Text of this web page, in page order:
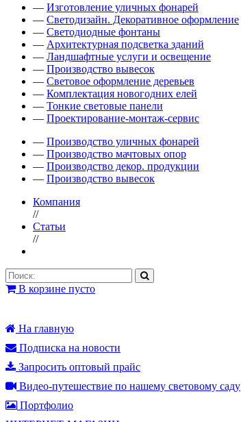
— Изготовление уличных фонарей
— Светодизайн. Декоративное оформление
— Светодиодные фонтаны
— Архитектурная подсветка зданий
— Ландшафтные услуги и освещение
— Производство вывесок
— Световое оформление деревьев
— Комплектация новогодних елей
— Тонкие световые панели
— Проектирование-монтаж-сервис
— Производство уличных фонарей
— Производство мачтовых опор
— Производство декор. продукции
— Производство вывесок
Компания
//
Статьи
//
В корзине пусто
На главную
Подписка на новости
Запросить оптовый прайс
Видео-путешествие по нашему световому саду
Портфолио